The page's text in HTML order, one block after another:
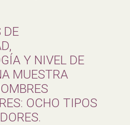
DE
Y NIVEL DE
MUESTRA
OCHO TIPOS